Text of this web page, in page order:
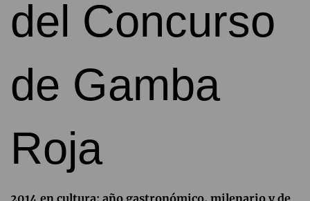
2014 en cultura: año gastronómico, milenario y de